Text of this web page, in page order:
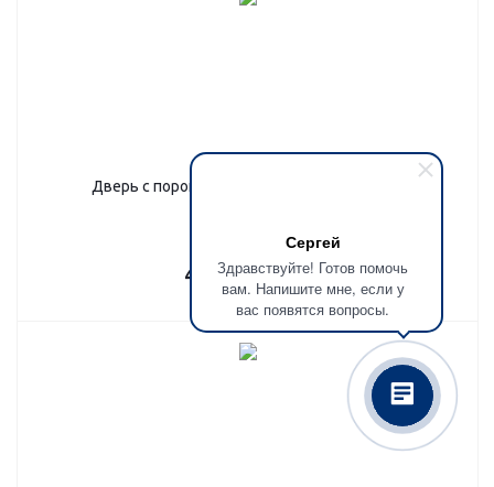
Сергей
Здравствуйте! Готов помочь
вам. Напишите мне, если у
вас появятся вопросы.
Дверь с порошковым напылением, в дом 2
43 680руб./шт